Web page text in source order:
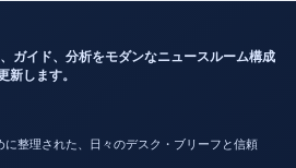
ガイド、分析をモダンなニュースルーム構成
新します。
整理された、日々のデスク・ブリーフと信頼